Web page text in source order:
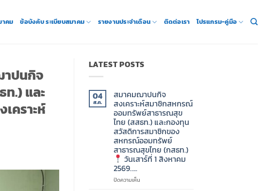
าคม ข้อบังคับ ระเบียบสมาคม รายงานประจำเดือน ติดต่อเรา โปรแกรม-คู่มือ
ปนกิจ
.) และ
คราะห์
LATEST POSTS
04
ส.ค.
สมาคมฌาปนกิจ
สงเคราะห์สมาชิกสหกรณ์
ออมทรัพย์สาธารณสุข
ไทย (สสธท.) และกองทุน
สวัสดิการสมาชิกของ
สหกรณ์ออมทรัพย์
สาธารณสุขไทย (กสธท.)
วันเสาร์ที่ 1 สิงหาคม
2569…..
ปิดความเห็นบน